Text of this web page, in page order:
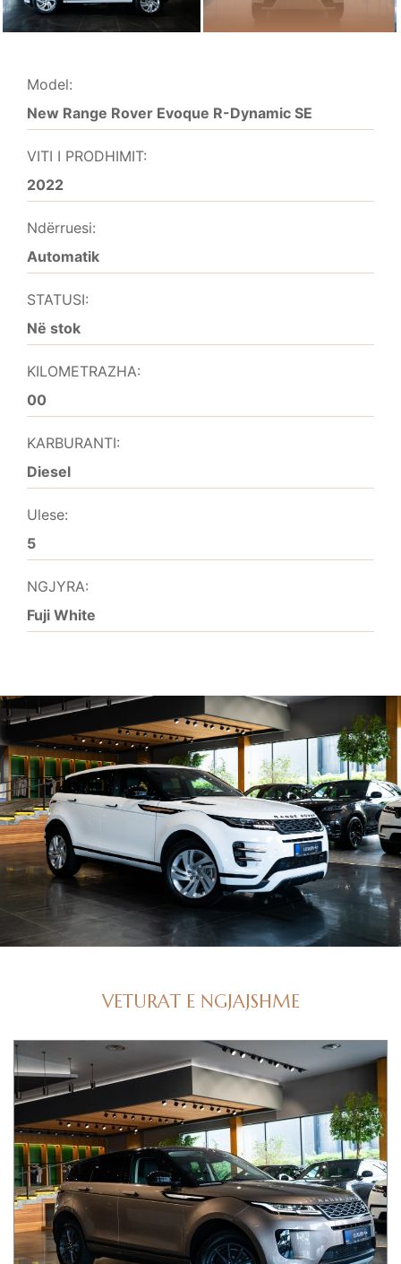
Model:
New Range Rover Evoque R-Dynamic SE
VITI I PRODHIMIT:
2022
Ndërruesi:
Automatik
STATUSI:
Në stok
KILOMETRAZHA:
00
KARBURANTI:
Diesel
Ulese:
5
NGJYRA:
Fuji White
VETURAT E NGJAJSHME